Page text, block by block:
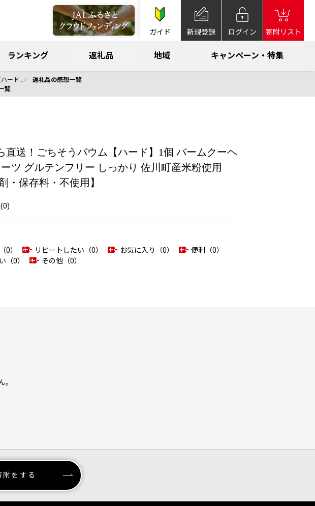
ガイド 新規登録 ログイン 寄附リスト
ランキング 返礼品 地域 キャンペーン・特集
ハード…
返礼品の感想一覧
覧
直送！ごちそうバウム【ハード】1個 バームクーヘ
ツ グルテンフリー しっかり 佐川町産米粉使用
・保存料・不使用】
(0)
0） リピートしたい（0） お気に入り（0）
便利（0）
（0） その他（0）
。
附をする